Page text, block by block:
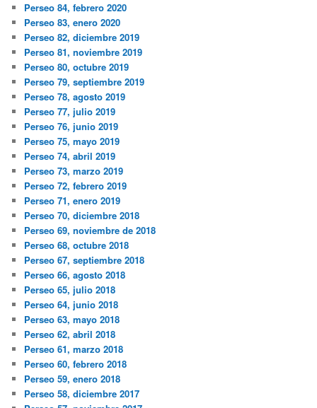
Perseo 84, febrero 2020
Perseo 83, enero 2020
Perseo 82, diciembre 2019
Perseo 81, noviembre 2019
Perseo 80, octubre 2019
Perseo 79, septiembre 2019
Perseo 78, agosto 2019
Perseo 77, julio 2019
Perseo 76, junio 2019
Perseo 75, mayo 2019
Perseo 74, abril 2019
Perseo 73, marzo 2019
Perseo 72, febrero 2019
Perseo 71, enero 2019
Perseo 70, diciembre 2018
Perseo 69, noviembre de 2018
Perseo 68, octubre 2018
Perseo 67, septiembre 2018
Perseo 66, agosto 2018
Perseo 65, julio 2018
Perseo 64, junio 2018
Perseo 63, mayo 2018
Perseo 62, abril 2018
Perseo 61, marzo 2018
Perseo 60, febrero 2018
Perseo 59, enero 2018
Perseo 58, diciembre 2017